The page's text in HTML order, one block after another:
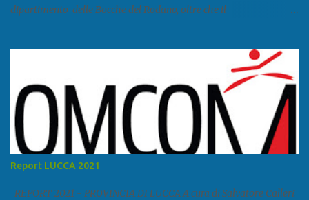
dipartimento delle Bocche del Rodano, oltre che il
come area metropolitana. Studiare quanto succede a Marsiglia è
molto importante per la geopolitica narcomafiosa perché
Marsiglia ha il porto in asse con la Corsica, Genova, Livorno e
Napoli e le banlieu gemellate con le periferie milanesi. Secondo il
rapporto della DCSA è uno dei principali scali del narcotraffico dal
sudamerica, in particolare Ecuador e Cile. Marsiglia è una città
multietnica, con un 40 per cento di islamici e nonostante questo e
nonostante il forte tasso di criminalità che attira molti giovani,
emerge a prescindere dalla religione una forte identità ...
Report LUCCA 2021
REPORT 2021 - PROVINCIA DI LUCCA A cura di Salvatore Calleri